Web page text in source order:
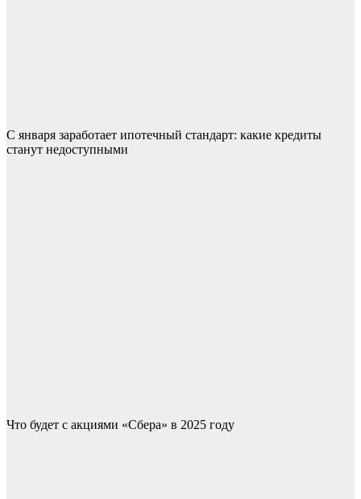
С января заработает ипотечный стандарт: какие кредиты
станут недоступными
Что будет с акциями «Сбера» в 2025 году